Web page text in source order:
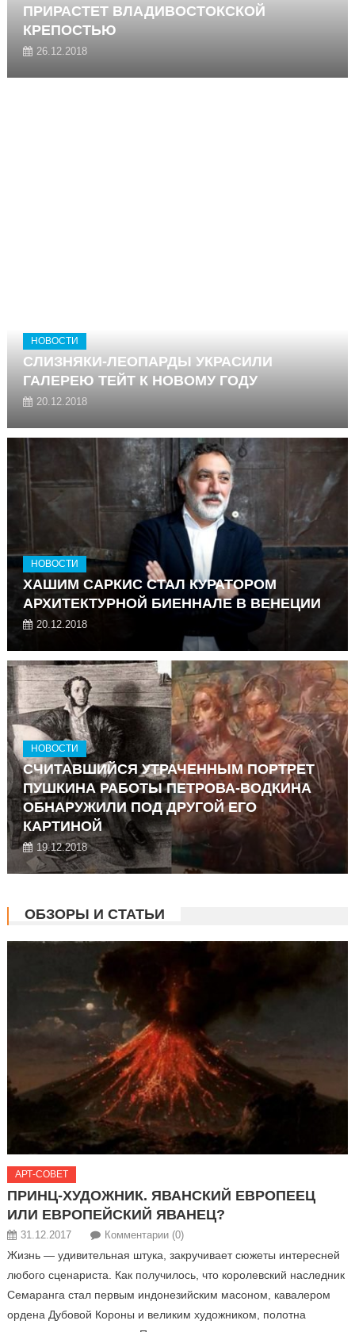
ПРИРАСТЕТ ВЛАДИВОСТОКСКОЙ
КРЕПОСТЬЮ
26.12.2018
НОВОСТИ
СЛИЗНЯКИ-ЛЕОПАРДЫ УКРАСИЛИ
ГАЛЕРЕЮ ТЕЙТ К НОВОМУ ГОДУ
20.12.2018
НОВОСТИ
ХАШИМ САРКИС СТАЛ КУРАТОРОМ
АРХИТЕКТУРНОЙ БИЕННАЛЕ В ВЕНЕЦИИ
20.12.2018
НОВОСТИ
СЧИТАВШИЙСЯ УТРАЧЕННЫМ ПОРТРЕТ
ПУШКИНА РАБОТЫ ПЕТРОВА-ВОДКИНА
ОБНАРУЖИЛИ ПОД ДРУГОЙ ЕГО
КАРТИНОЙ
19.12.2018
ОБЗОРЫ И СТАТЬИ
АРТ-СОВЕТ
ПРИНЦ-ХУДОЖНИК. ЯВАНСКИЙ ЕВРОПЕЕЦ
ИЛИ ЕВРОПЕЙСКИЙ ЯВАНЕЦ?
31.12.2017 Комментарии (0)
Жизнь — удивительная штука, закручивает сюжеты интересней
любого сценариста. Как получилось, что королевский наследник
Семаранга стал первым индонезийским масоном, кавалером
ордена Дубовой Короны и великим художником, полотна